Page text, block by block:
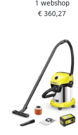
1.195-250.0
1 webshop
€ 360,27